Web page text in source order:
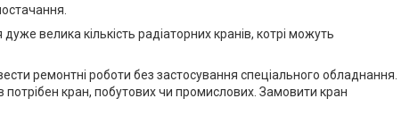
велика кількість радіаторних кранів, котрі можуть
ремонтні роботи без застосування спеціального обладнання.
потрібен кран, побутових чи промислових. Замовити кран